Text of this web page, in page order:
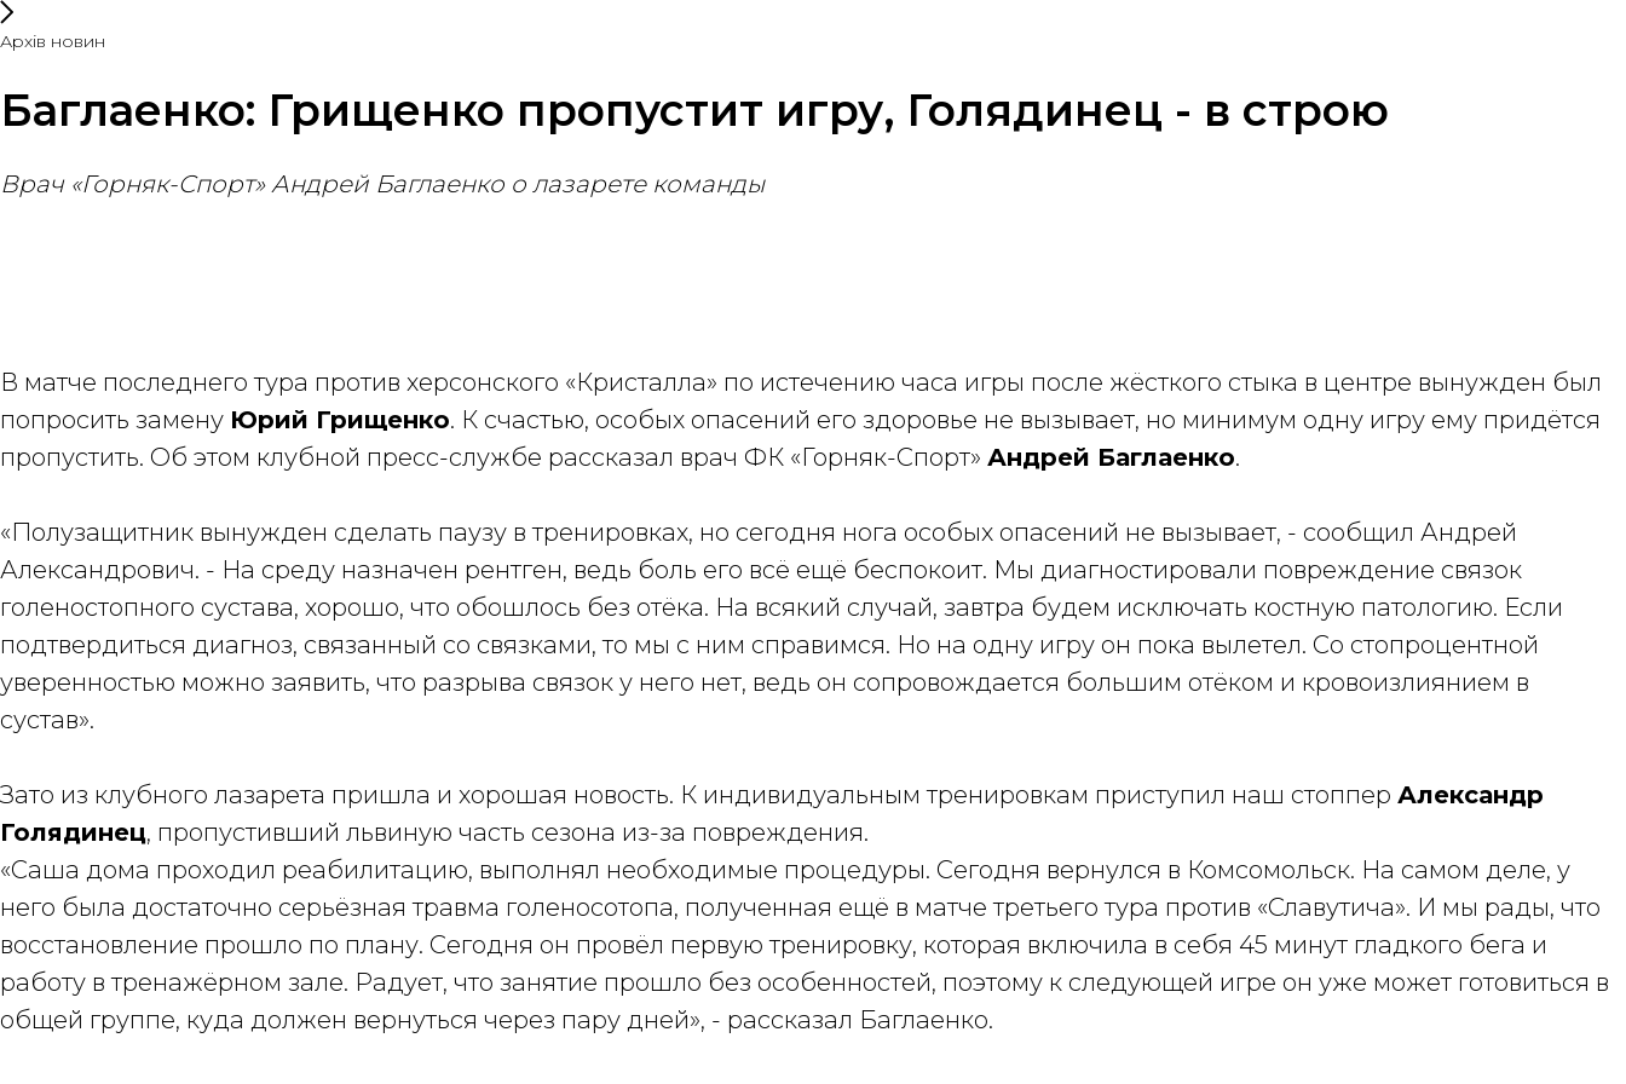
Архів новин
Баглаенко: Грищенко пропустит игру, Голядинец - в строю
Врач «Горняк-Спорт» Андрей Баглаенко о лазарете команды
В матче последнего тура против херсонского «Кристалла» по истечению часа игры после жёсткого стыка в центре вынужден был
попросить замену Юрий Грищенко. К счастью, особых опасений его здоровье не вызывает, но минимум одну игру ему придётся
пропустить. Об этом клубной пресс-службе рассказал врач ФК «Горняк-Спорт» Андрей Баглаенко.
«Полузащитник вынужден сделать паузу в тренировках, но сегодня нога особых опасений не вызывает, - сообщил Андрей
Александрович. - На среду назначен рентген, ведь боль его всё ещё беспокоит. Мы диагностировали повреждение связок
голеностопного сустава, хорошо, что обошлось без отёка. На всякий случай, завтра будем исключать костную патологию. Если
подтвердиться диагноз, связанный со связками, то мы с ним справимся. Но на одну игру он пока вылетел. Со стопроцентной
уверенностью можно заявить, что разрыва связок у него нет, ведь он сопровождается большим отёком и кровоизлиянием в
сустав».
Зато из клубного лазарета пришла и хорошая новость. К индивидуальным тренировкам приступил наш стоппер Александр
Голядинец, пропустивший львиную часть сезона из-за повреждения.
«Саша дома проходил реабилитацию, выполнял необходимые процедуры. Сегодня вернулся в Комсомольск. На самом деле, у
него была достаточно серьёзная травма голеносотопа, полученная ещё в матче третьего тура против «Славутича». И мы рады, что
восстановление прошло по плану. Сегодня он провёл первую тренировку, которая включила в себя 45 минут гладкого бега и
работу в тренажёрном зале. Радует, что занятие прошло без особенностей, поэтому к следующей игре он уже может готовиться в
общей группе, куда должен вернуться через пару дней», - рассказал Баглаенко.